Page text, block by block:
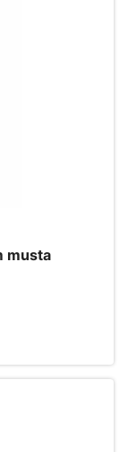
musta